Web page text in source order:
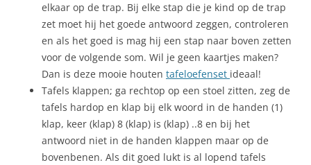
elkaar op de trap. Bij elke stap die je kind op de trap
zet moet hij het goede antwoord zeggen, controleren
en als het goed is mag hij een stap naar boven zetten
voor de volgende som. Wil je geen kaartjes maken?
Dan is deze mooie houten tafeloefenset ideaal!
Tafels klappen; ga rechtop op een stoel zitten, zeg de
tafels hardop en klap bij elk woord in de handen (1)
klap, keer (klap) 8 (klap) is (klap) ..8 en bij het
antwoord niet in de handen klappen maar op de
bovenbenen. Als dit goed lukt is al lopend tafels